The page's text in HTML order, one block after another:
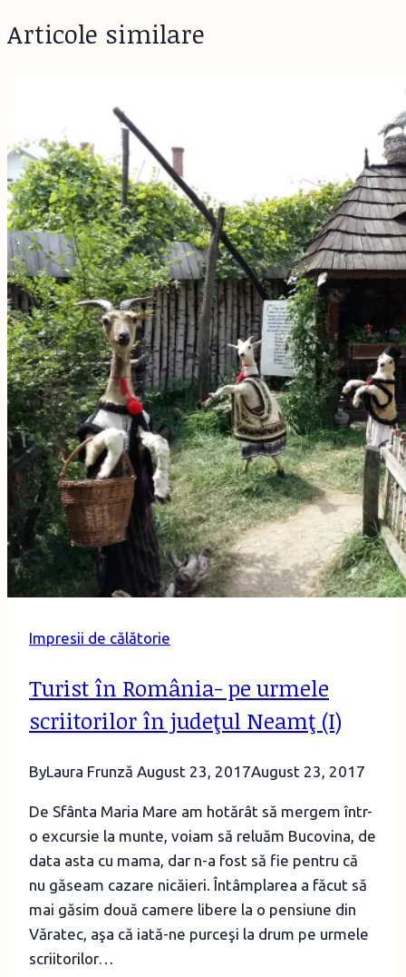
Articole similare
Impresii de călătorie
Turist în România- pe urmele
scriitorilor în judeţul Neamţ (I)
ByLaura Frunză August 23, 2017August 23, 2017
De Sfânta Maria Mare am hotărât să mergem într-
o excursie la munte, voiam să reluăm Bucovina, de
data asta cu mama, dar n-a fost să fie pentru că
nu găseam cazare nicăieri. Întâmplarea a făcut să
mai găsim două camere libere la o pensiune din
Văratec, aşa că iată-ne purceşi la drum pe urmele
scriitorilor…